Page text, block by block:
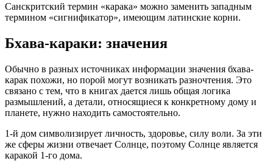
Санскритский термин «карака» можно заменить западным
термином «сигнификатор», имеющим латинские корни.
Бхава-караки: значения
Обычно в разных источниках информации значения бхава-
карак похожи, но порой могут возникать разночтения. Это
связано с тем, что в книгах дается лишь общая логика
размышлений, а детали, относящиеся к конкретному дому и
планете, нужно находить самостоятельно.
1-й дом символизирует личность, здоровье, силу воли. За эти
же сферы жизни отвечает Солнце, поэтому Солнце является
каракой 1-го дома.